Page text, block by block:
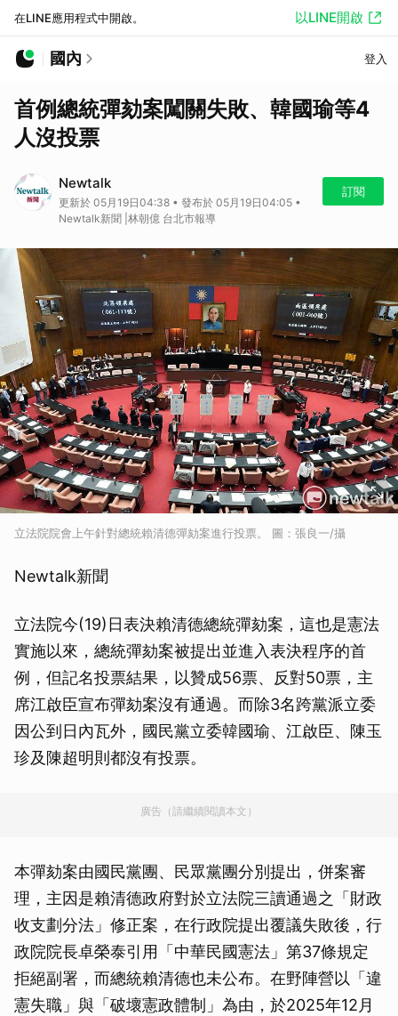
在LINE應用程式中開啟。 以LINE開啟
國內 登入
首例總統彈劾案闖關失敗、韓國瑜等4
人沒投票
Newtalk
更新於 05月19日04:38 • 發布於 05月19日04:05 •
Newtalk新聞 |林朝億 台北市報導
訂閱
立法院院會上午針對總統賴清德彈劾案進行投票。 圖：張良一/攝
Newtalk新聞
立法院今(19)日表決賴清德總統彈劾案，這也是憲法
實施以來，總統彈劾案被提出並進入表決程序的首
例，但記名投票結果，以贊成56票、反對50票，主
席江啟臣宣布彈劾案沒有通過。而除3名跨黨派立委
因公到日內瓦外，國民黨立委韓國瑜、江啟臣、陳玉
珍及陳超明則都沒有投票。
廣告（請繼續閱讀本文）
本彈劾案由國民黨團、民眾黨團分別提出，併案審
理，主因是賴清德政府對於立法院三讀通過之「財政
收支劃分法」修正案，在行政院提出覆議失敗後，行
政院院長卓榮泰引用「中華民國憲法」第37條規定
拒絕副署，而總統賴清德也未公布。在野陣營以「違
憲失職」與「破壞憲政體制」為由，於2025年12月